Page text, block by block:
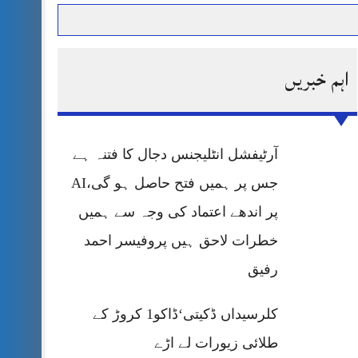
پر قربان
اہم خبریں
آرٹیفشل انٹلیجنس دجال کا فتنہ ہے
جس پر ہمیں فتح حاصل ہو گی،AI
پر اندھے اعتماد کی وجہ سے ہمیں
خطرات لاحق ہیں پروفیسر احمد
رفیق
کلرسیداں ڈکیتی‘ڈاکو1 کروڑ کے
طلائی زیورات لے اڑے